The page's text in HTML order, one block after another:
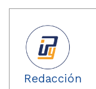
Redacción